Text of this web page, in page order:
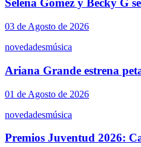
Selena Gomez y Becky G
03 de Agosto de 2026
novedadesmúsica
Ariana Grande estrena
01 de Agosto de 2026
novedadesmúsica
Premios Juventud 2026: